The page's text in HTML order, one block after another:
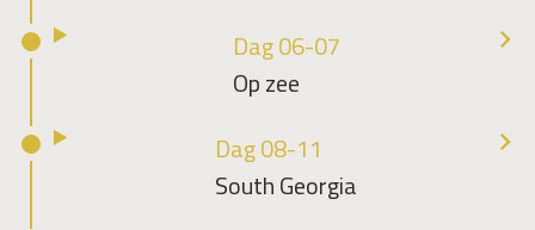
Dag 06-07
Op zee
Dag 08-11
South Georgia